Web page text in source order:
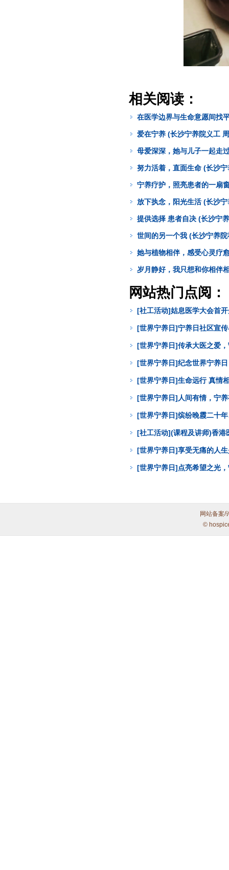
相关阅读：
在医学边界与生命意愿间找
爱在宁养 (长沙宁养院义工
母爱深深，她与儿子一起走
努力活着，直面生命 (长沙
宁养疗护，照亮患者的一扇
放下执念，阳光生活 (长沙
提供选择 患者自决 (长沙宁
世间的另一个我 (长沙宁养
她与植物相伴，感受心灵疗
岁月静好，我只想和你相伴
网站热门点阅：
[社工活动]姑息医学大会首
[世界宁养日]宁养日社区宣
[世界宁养日]传承大医之爱
[世界宁养日]纪念世界宁养
[世界宁养日]生命远行 真情
[世界宁养日]人间有情，宁
[世界宁养日]缤纷晚霞二十
[社工活动](课程及讲师)香
[世界宁养日]享受无痛的人
[世界宁养日]点亮希望之光
网站备案/
©